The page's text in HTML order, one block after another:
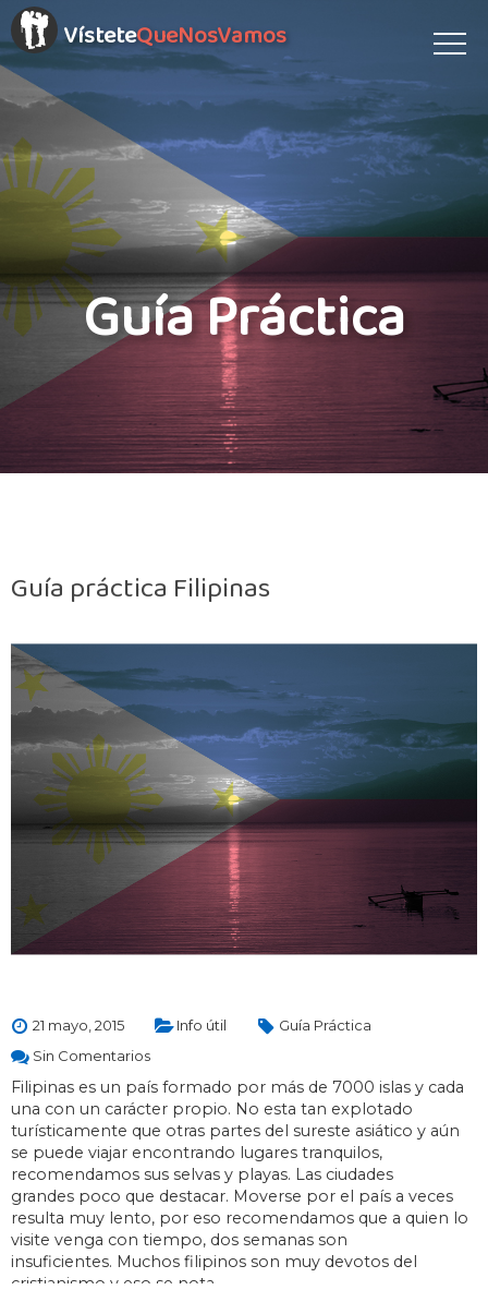
VísteteQueNosVamos
Guía Práctica
Guía práctica Filipinas
21 mayo, 2015 Info útil
Guía Práctica
Sin Comentarios
Filipinas es un país formado por más de 7000 islas y cada
una con un carácter propio. No esta tan explotado
turísticamente que otras partes del sureste asiático y aún
se puede viajar encontrando lugares tranquilos,
recomendamos sus selvas y playas. Las ciudades
grandes poco que destacar. Moverse por el país a veces
resulta muy lento, por eso recomendamos que a quien lo
visite venga con tiempo, dos semanas son
insuficientes. Muchos filipinos son muy devotos del
cristianismo y eso se nota…